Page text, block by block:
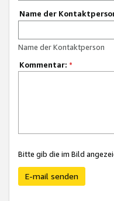
Name der
Name der Kontaktperson
Kommentar: *
Bitte gib die im Bild
E-mail senden